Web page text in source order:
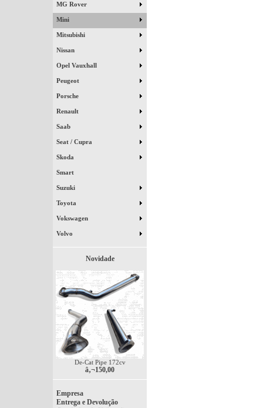
MG Rover
Mini
Mitsubishi
Nissan
Opel Vauxhall
Peugeot
Porsche
Renault
Saab
Seat / Cupra
Skoda
Smart
Suzuki
Toyota
Vokswagen
Volvo
Novidade
De-Cat Pipe 172cv
â‚¬150,00
Empresa
Entrega e Devolução